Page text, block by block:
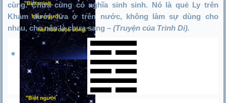
cùng. Chưa cùng có nghĩa sinh sinh. Nó là quẻ Ly trên
Khảm dưới, lửa ở trên nước, không làm sự dùng cho
nhau, cho nên là chưa sang –(Truyện của Trình Di).